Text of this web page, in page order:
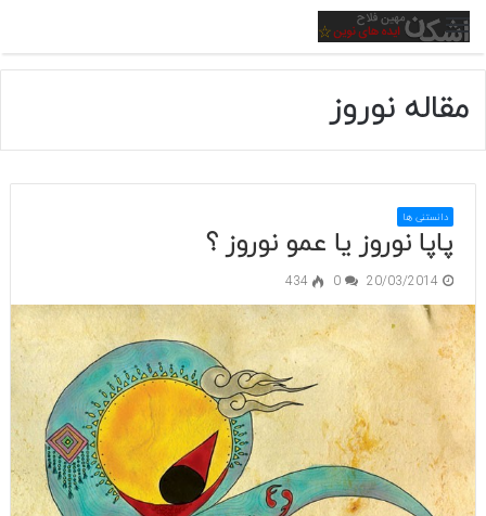
منو
مقاله نوروز
دانستنی ها
پاپا نوروز یا عمو نوروز ؟
20/03/2014
0
434